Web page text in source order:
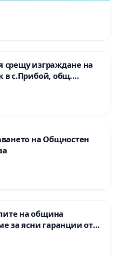
срещу изграждане на
в с.Прибой, общ.
на Общностен
на община
за ясни гаранции от
държавата, че ще се
норми!